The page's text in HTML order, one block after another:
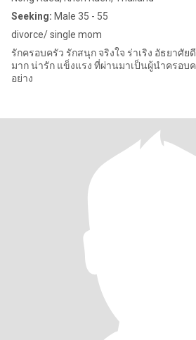
Seeking: Male 35 - 55
divorce/ single mom
รักครอบครัว รักสนุก จริงใจ ร่าเริง อัธยาศัย
มาก น่ารัก แข็งแรง ที่ผ่านมาเป็นผู้นำครอบ
อย่าง